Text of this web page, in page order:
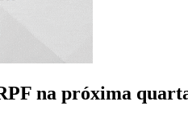
na próxima